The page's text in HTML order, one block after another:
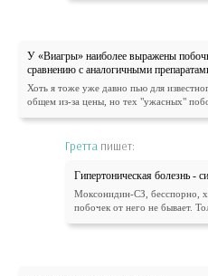
У «Виагры» наиболее выражены
сравнению с аналогичными
Хоть я тоже уже давно пью для
общем из-за цены, но тех "ужасных"
Гретта пишет:
Гипертоническая болезнь -
Моксонидин-СЗ, бесспорно,
побочек от него не бывает.